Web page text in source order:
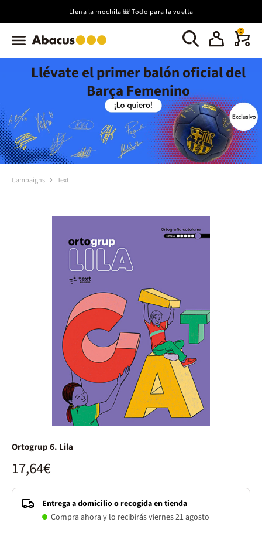
Llena la mochila 🎒 Todo para la vuelta
0
Llévate el primer balón oficial del
Barça Femenino
Campaigns Text
Ortogrup 6. Lila
17,64€
Entrega a domicilio o recogida en tienda
Compra ahora y lo recibirás viernes 21 agosto